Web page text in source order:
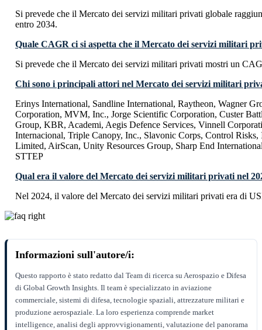
Si prevede che il Mercato dei servizi militari privati globale
entro 2034.
Quale CAGR ci si aspetta che il Mercato dei servizi militari
Si prevede che il Mercato dei servizi militari privati mostri un
Chi sono i principali attori nel Mercato dei servizi militari
Erinys International, Sandline International, Raytheon, Wagner
Corporation, MVM, Inc., Jorge Scientific Corporation, Custer
Group, KBR, Academi, Aegis Defence Services, Vinnell
Internacional, Triple Canopy, Inc., Slavonic Corps, Control Risks,
Limited, AirScan, Unity Resources Group, Sharp End
STTEP
Qual era il valore del Mercato dei servizi militari privati nel
Nel 2024, il valore del Mercato dei servizi militari privati era di
Informazioni sull'autore/i:
Questo rapporto è stato redatto dal Team di ricerca su Aerospazio e Difesa
di Global Growth Insights. Il team è specializzato in aviazione
commerciale, sistemi di difesa, tecnologie spaziali, attrezzature militari e
produzione aerospaziale. La loro esperienza comprende market
intelligence, analisi degli approvvigionamenti, valutazione del panorama